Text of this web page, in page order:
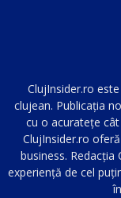
ClujInsider.ro
clujean. Publicația
cu o acuratețe
ClujInsider.ro
business.
experiență de cel